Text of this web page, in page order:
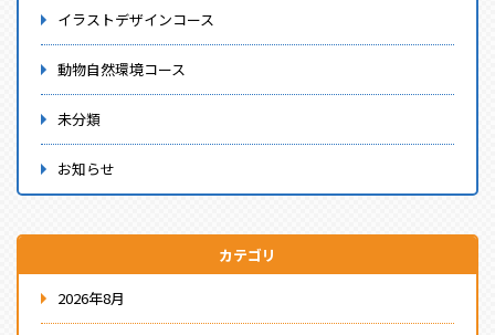
イラストデザインコース
動物自然環境コース
未分類
お知らせ
カテゴリ
2026年8月